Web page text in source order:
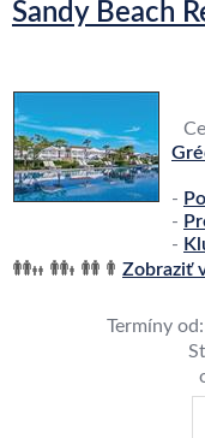
Sandy Beach
-
-
-
Zobraziť
Termíny